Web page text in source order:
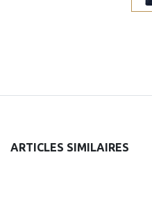
ARTICLES SIMILAIRES